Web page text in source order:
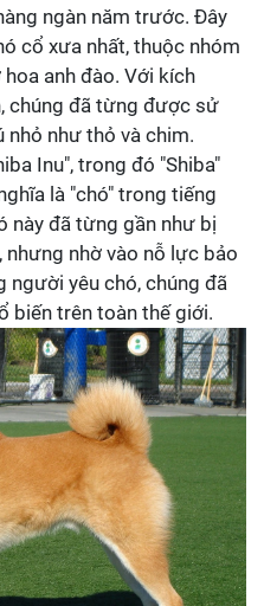
ngàn năm trước. Đây
cổ xưa nhất, thuộc nhóm
anh đào. Với kích
chúng đã từng được sử
nhỏ như thỏ và chim.
Inu", trong đó "Shiba"
là "chó" trong tiếng
này đã từng gần như bị
nhưng nhờ vào nỗ lực bảo
người yêu chó, chúng đã
biến trên toàn thế giới.